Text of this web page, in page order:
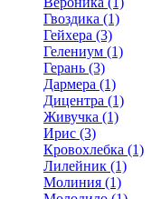
Гвоздика (1)
Гейхера (3)
Гелениум (1)
Герань (3)
Дармера (1)
Дицентра (1)
Живучка (1)
Ирис (3)
Кровохлебка (1)
Лилейник (1)
Молиния (1)